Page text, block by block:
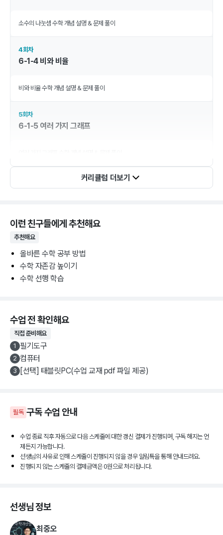
소수의 나눗셈 수학 개념 설명 & 문제 풀이
4회차
6-1-4 비와 비율
비와 비율 수학 개념 설명 & 문제 풀이
5회차
6-1-5 여러 가지 그래프
커리큘럼 더보기
이런 친구들에게 추천해요
추천해요
올바른 수학 공부 방법
수학 자존감 높이기
수학 선행 학습
수업 전 확인해요
직접 준비해요
1
필기도구
2 컴퓨터
3 [선택] 태블릿PC(수업 교재 pdf 파일 제공)
필독 구독수업 안내
수업 종료 직후 자동으로 다음 스케줄에 대한 갱신 결제가 진행되며, 구독 해지는 언
제든지 가능합니다.
선생님의 사유로 인해 스케줄이 진행되지 않을 경우 알림톡을 통해 안내드려요.
진행되지 않는 스케줄의 결제금액은 0원으로 처리됩니다.
선생님 정보
최중오